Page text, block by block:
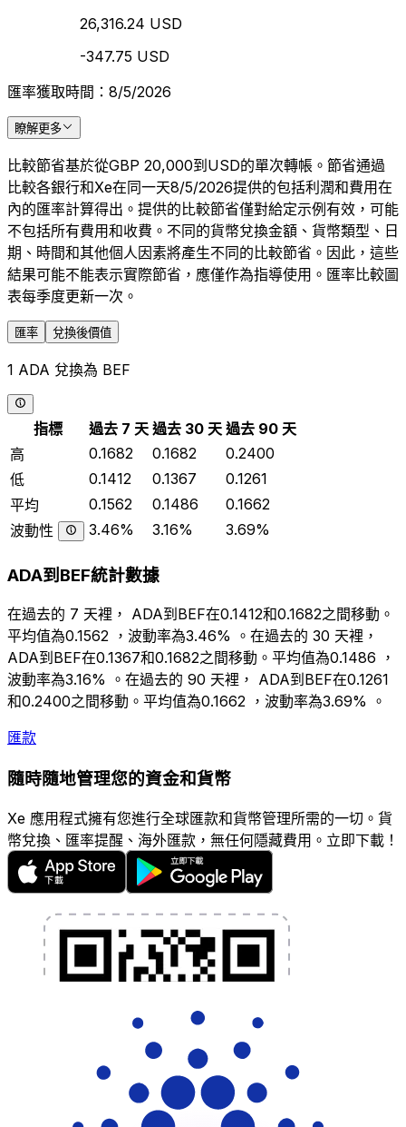
26,316.24 USD
-347.75 USD
匯率獲取時間：8/5/2026
瞭解更多
比較節省基於從GBP 20,000到USD的單次轉帳。節省通過
比較各銀行和Xe在同一天8/5/2026提供的包括利潤和費用在
內的匯率計算得出。提供的比較節省僅對給定示例有效，可能
不包括所有費用和收費。不同的貨幣兌換金額、貨幣類型、日
期、時間和其他個人因素將產生不同的比較節省。因此，這些
結果可能不能表示實際節省，應僅作為指導使用。匯率比較圖
表每季度更新一次。
匯率 兌換後價值
1 ADA 兌換為 BEF
指標 過去 7 天 過去 30 天 過去 90 天
高
0.1682 0.1682
0.2400
低
0.1412 0.1367
0.1261
平均
0.1562 0.1486
0.1662
波動性
3.46% 3.16% 3.69%
ADA到BEF統計數據
在過去的 7 天裡， ADA到BEF在0.1412和0.1682之間移動。
平均值為0.1562 ，波動率為3.46% 。在過去的 30 天裡，
ADA到BEF在0.1367和0.1682之間移動。平均值為0.1486 ，
波動率為3.16% 。在過去的 90 天裡， ADA到BEF在0.1261
和0.2400之間移動。平均值為0.1662 ，波動率為3.69% 。
匯款
隨時隨地管理您的資金和貨幣
Xe 應用程式擁有您進行全球匯款和貨幣管理所需的一切。貨
幣兌換、匯率提醒、海外匯款，無任何隱藏費用。立即下載！